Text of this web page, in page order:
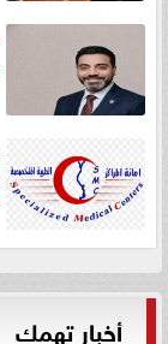
أخبار تهمك